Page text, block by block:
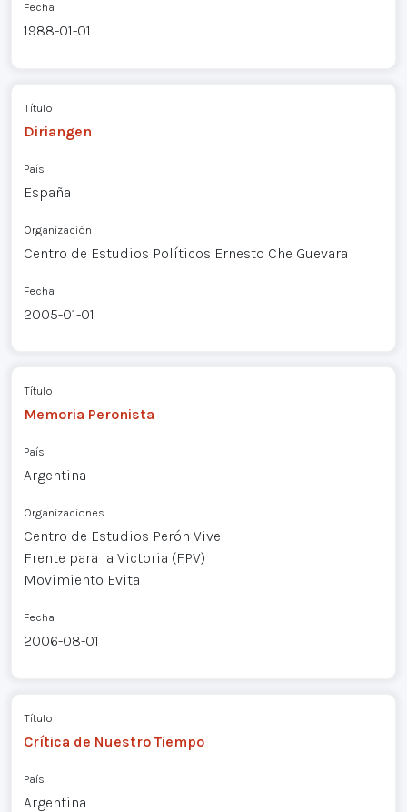
Fecha
1988-01-01
Título
Diriangen
País
España
Organización
Centro de Estudios Políticos Ernesto Che Guevara
Fecha
2005-01-01
Título
Memoria Peronista
País
Argentina
Organizaciones
Centro de Estudios Perón Vive
Frente para la Victoria (FPV)
Movimiento Evita
Fecha
2006-08-01
Título
Crítica de Nuestro Tiempo
País
Argentina